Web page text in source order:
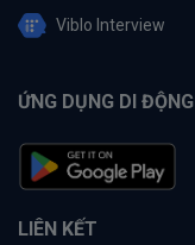
Viblo Interview
ỨNG DỤNG DI ĐỘNG
LIÊN KẾT